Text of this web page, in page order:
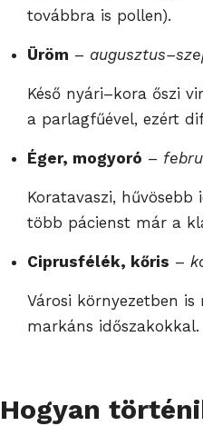
továbbra is pollen).
Üröm –
Késő nyári–kora őszi
a parlagfűével, ezért
Éger, mogyoró –
Koratavaszi, hűvösebb
több pácienst már a
Ciprusfélék, kőris –
Városi környezetben is
markáns időszakokkal.
Hogyan